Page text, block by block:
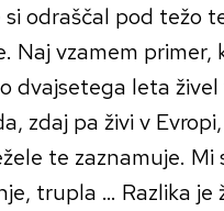
odraščal pod težo
Naj vzamem primer,
dvajsetega leta živel
zdaj pa živi v
te zaznamuje. Mi
trupla … Razlika je